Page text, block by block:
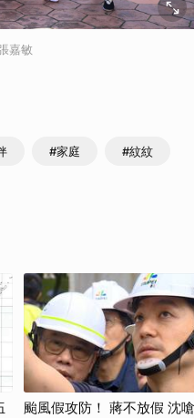
嘉敏
#家庭 #紋紋
颱風假攻防！ 蔣不放假 沈